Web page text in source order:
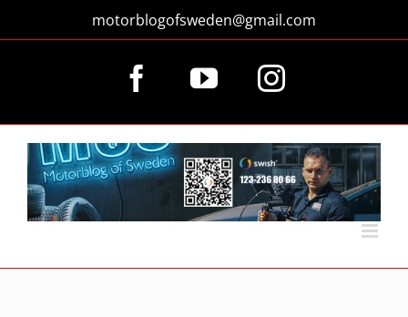
innehållet
motorblogofsweden@gmail.com
FacebookYouTubeInstagram